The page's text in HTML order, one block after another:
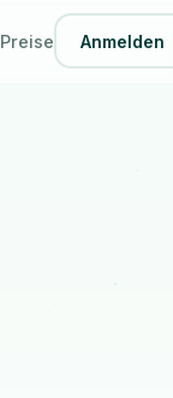
Preise Anmelden